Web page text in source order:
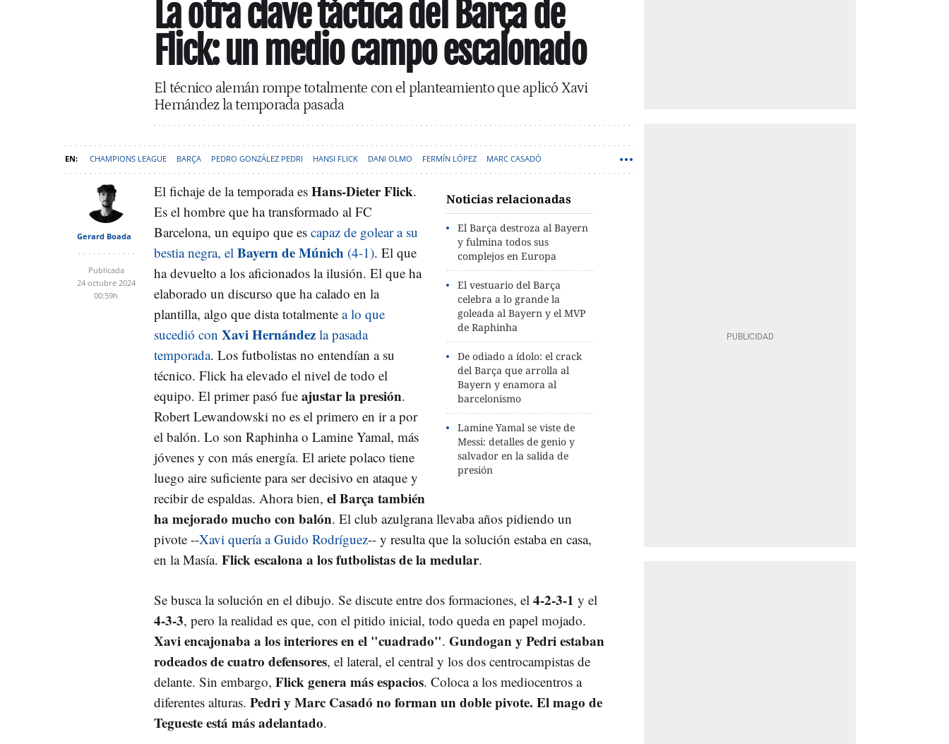
La otra clave táctica del Barça de
Flick: un medio campo escalonado
El técnico alemán rompe totalmente con el planteamiento que aplicó Xavi
Hernández la temporada pasada
CHAMPIONS LEAGUE BARÇA PEDRO GONZÁLEZ PEDRI HANSI FLICK DANI OLMO FERMÍN LÓPEZ MARC CASADÓ
Gerard Boada
Publicada
24 octubre 2024
00:59h
Noticias relacionadas
El Barça destroza al Bayern
y fulmina todos sus
complejos en Europa
El vestuario del Barça
celebra a lo grande la
goleada al Bayern y el MVP
de Raphinha
De odiado a ídolo: el crack
del Barça que arrolla al
Bayern y enamora al
barcelonismo
Lamine Yamal se viste de
Messi: detalles de genio y
salvador en la salida de
presión
El fichaje de la temporada es Hans-Dieter Flick.
Es el hombre que ha transformado al FC
Barcelona, un equipo que es capaz de golear a su
bestia negra, el Bayern de Múnich (4-1). El que
ha devuelto a los aficionados la ilusión. El que ha
elaborado un discurso que ha calado en la
plantilla, algo que dista totalmente a lo que
sucedió con Xavi Hernández la pasada
temporada. Los futbolistas no entendían a su
técnico. Flick ha elevado el nivel de todo el
equipo. El primer pasó fue ajustar la presión.
Robert Lewandowski no es el primero en ir a por
el balón. Lo son Raphinha o Lamine Yamal, más
jóvenes y con más energía. El ariete polaco tiene
luego aire suficiente para ser decisivo en ataque y
recibir de espaldas. Ahora bien, el Barça también
ha mejorado mucho con balón. El club azulgrana llevaba años pidiendo un
pivote --Xavi quería a Guido Rodríguez-- y resulta que la solución estaba en casa,
en la Masía. Flick escalona a los futbolistas de la medular.
Se busca la solución en el dibujo. Se discute entre dos formaciones, el 4-2-3-1 y el
4-3-3, pero la realidad es que, con el pitido inicial, todo queda en papel mojado.
Xavi encajonaba a los interiores en el "cuadrado". Gundogan y Pedri estaban
rodeados de cuatro defensores, el lateral, el central y los dos centrocampistas de
delante. Sin embargo, Flick genera más espacios. Coloca a los mediocentros a
diferentes alturas. Pedri y Marc Casadó no forman un doble pivote. El mago de
Tegueste está más adelantado.